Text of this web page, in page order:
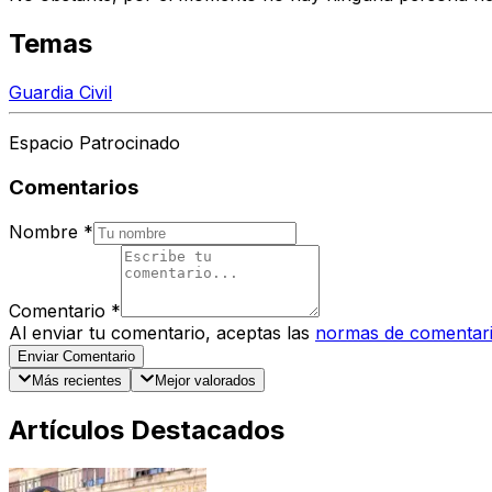
Temas
Guardia Civil
Espacio Patrocinado
Comentarios
Nombre *
Comentario *
Al enviar tu comentario, aceptas las normas de
Enviar Comentario
Más recientes
Mejor valorados
Artículos Destacados